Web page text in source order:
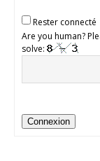
Rester connecté
Are you human?
solve:
Connexion